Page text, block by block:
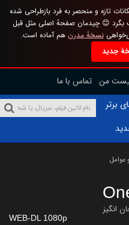
تازه و منحصر به فرد بازطراحی شده
😊 چیدمان صفحهٔ اصلی مثل قبل
نسخهٔ مدرن هم آماده است.
جدید
من تماس با ما
برتر
عوامل
انگیز
WEB-DL 1080p